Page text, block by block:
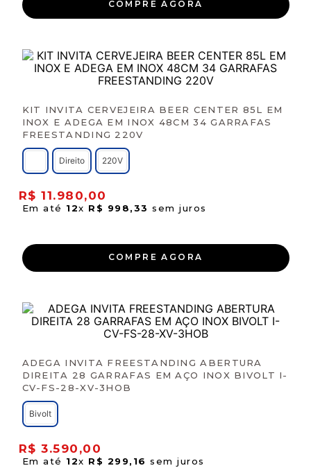
COMPRE AGORA
KIT INVITA CERVEJEIRA BEER CENTER 85L EM
INOX E ADEGA EM INOX 48CM 34 GARRAFAS
FREESTANDING 220V
Direito 220V
R$ 11.980,00
Em até 12x R$ 998,33 sem juros
COMPRE AGORA
ADEGA INVITA FREESTANDING ABERTURA
DIREITA 28 GARRAFAS EM AÇO INOX BIVOLT I-
CV-FS-28-XV-3HOB
Bivolt
R$ 3.590 ,00
Em até 12x R$ 299, 16 sem juros